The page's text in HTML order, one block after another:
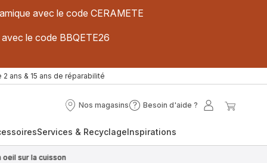
avec le code CERAMETE
le code BBQETE26
2 ans & 15 ans de réparabilité
Nos magasins
Nos
Besoin d'aide ?
Besoin
?
Mon
Services & RecyclageInspirations
sur la cuisson